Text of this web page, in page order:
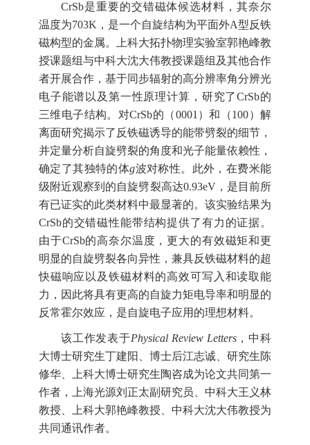
CrSb是重要的交错磁体候选材料，其奈尔
温度为703K，是一个自旋结构为平面外A型反铁
磁构型的金属。上科大拓扑物理实验室郭艳峰教
授课题组与中科大沈大伟教授课题组及其他合作
者开展合作，基于同步辐射的高分辨率角分辨光
电子能谱以及第一性原理计算，研究了CrSb的
三维电子结构。对CrSb的（0001）和（100）解
离面研究揭示了反铁磁诱导的能带劈裂的细节，
并定量分析自旋劈裂的角度和光子能量依赖性，
确定了其独特的体g波对称性。此外，在费米能
级附近观察到的自旋劈裂高达0.93eV，是目前所
有已证实的此类材料中最显著的。该实验结果为
CrSb的交错磁性能带结构提供了有力的证据。
由于CrSb的高奈尔温度，更大的有效磁矩和更
明显的自旋劈裂各向异性，兼具反铁磁材料的超
快磁响应以及铁磁材料的高效可写入和读取能
力，因此将具有更高的自旋力矩电导率和明显的
反常霍尔效应，是自旋电子应用的理想材料。
该工作发表于Physical Review Letters，中科
大博士研究生丁建阳、博士后江志诚、研究生陈
修华、上科大博士研究生陶咨成为论文共同第一
作者，上海光源刘正太副研究员、中科大王义林
教授、上科大郭艳峰教授、中科大沈大伟教授为
共同通讯作者。